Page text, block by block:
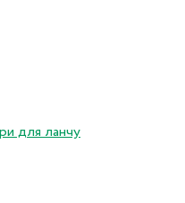
для ланчу